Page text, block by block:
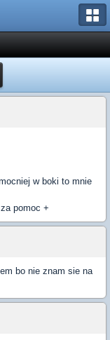
w boki to mnie
pomoc +
bo nie znam sie na